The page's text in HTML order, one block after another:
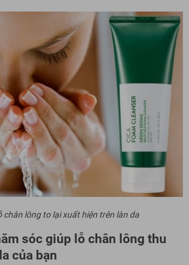
chân lông to lại xuất hiện trên làn da
sóc giúp lỗ chân lông thu
của bạn